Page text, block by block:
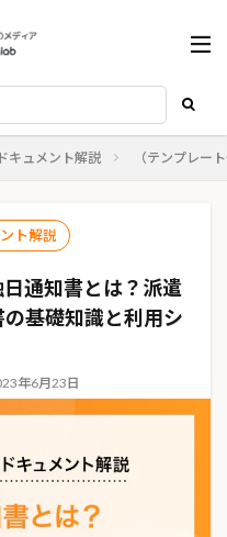
キュメント解説 （テンプレー
ト解説
日通知書とは？派遣
基礎知識と利用シ
年6月23日